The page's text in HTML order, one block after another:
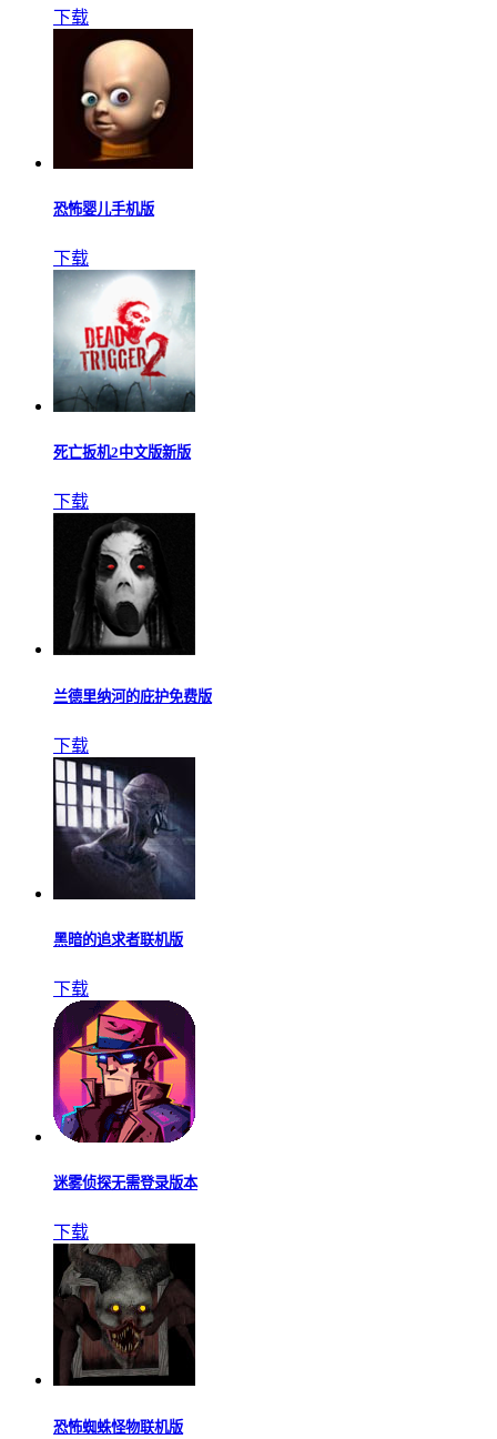
下载
恐怖婴儿手机版
下载
死亡扳机2中文版新版
下载
兰德里纳河的庇护免费版
下载
黑暗的追求者联机版
下载
迷雾侦探无需登录版本
下载
恐怖蜘蛛怪物联机版